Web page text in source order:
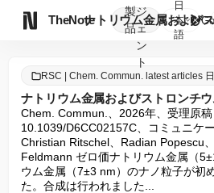
TheNote
製
品
ジ
ェ
ン
ト
日
本
語
RSC | Chem. Commun. latest articles
ナトリウム金属およびストロンチ
Chem. Commun.、2026年、受理原
10.1039/D6CC02157C、コミュニケ
Christian Ritschel、Radian Popescu
Feldmann ゼロ価ナトリウム金属（
ウム金属（7±3 nm）のナノ粒子が初
た。合成は行われました...